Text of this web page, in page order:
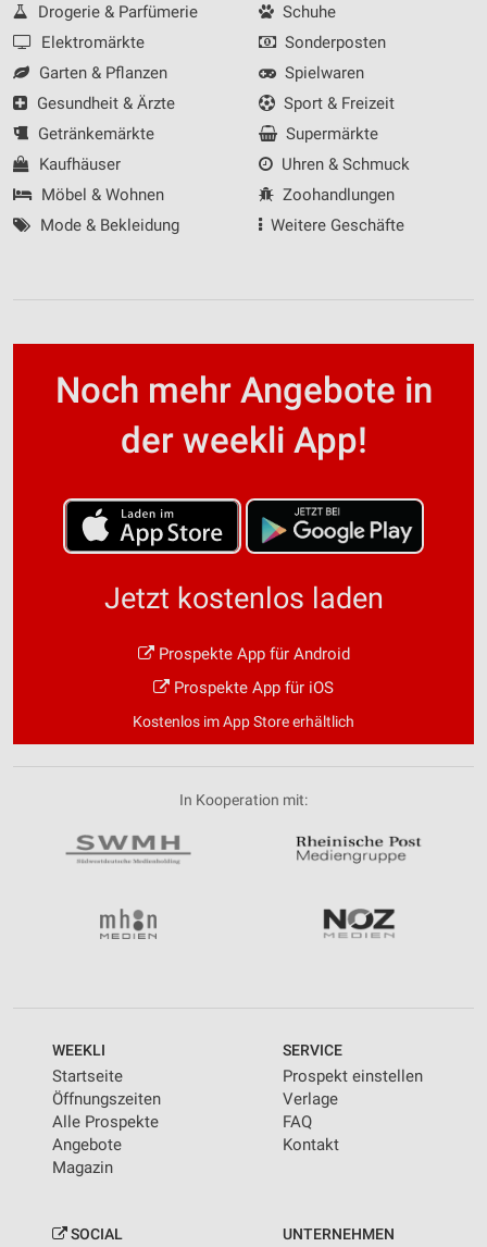
Drogerie & Parfümerie
Elektromärkte
Garten & Pflanzen
Gesundheit & Ärzte
Getränkemärkte
Kaufhäuser
Möbel & Wohnen
Mode & Bekleidung
Schuhe
Sonderposten
Spielwaren
Sport & Freizeit
Supermärkte
Uhren & Schmuck
Zoohandlungen
Weitere Geschäfte
Noch mehr Angebote in
der weekli App!
Jetzt kostenlos laden
Prospekte App für Android
Prospekte App für iOS
Kostenlos im App Store erhältlich
In Kooperation mit:
WEEKLI
Startseite
Öffnungszeiten
Alle Prospekte
Angebote
Magazin
SERVICE
Prospekt einstellen
Verlage
FAQ
Kontakt
SOCIAL UNTERNEHMEN